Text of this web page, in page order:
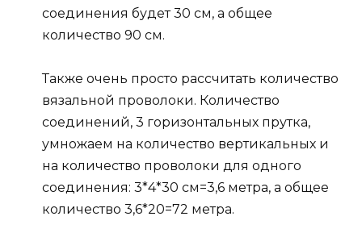
соединения будет 30 см, а общее
количество 90 см.
Также очень просто рассчитать количество
вязальной проволоки. Количество
соединений, 3 горизонтальных прутка,
умножаем на количество вертикальных и
на количество проволоки для одного
соединения: 3*4*30 см=3,6 метра, а общее
количество 3,6*20=72 метра.